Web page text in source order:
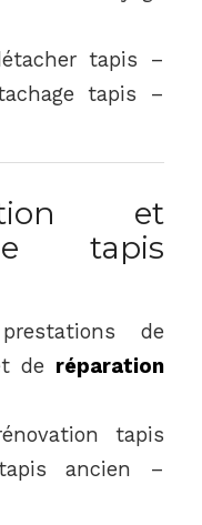
tapis –
tapis –
et
tapis
de
de réparation
tapis
ancien –